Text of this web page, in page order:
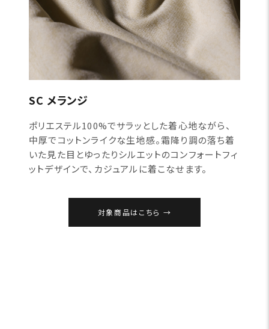
SC メランジ
ポリエステル100%でサラッとした着心地ながら、
中厚でコットンライクな生地感。霜降り調の落ち着
いた見た目とゆったりシルエットのコンフォートフィ
ットデザインで、カジュアルに着こなせます。
対象商品はこちら